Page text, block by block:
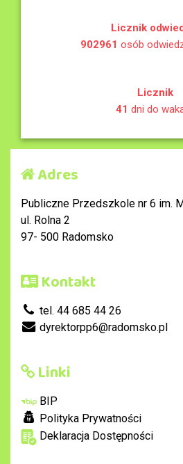
Licznik
902961 osób
Licznik
41 dni do
Adres
Publiczne Przedszkole nr 6 im.
ul. Rolna 2
97- 500 Radomsko
Kontakt
tel. 44 685 44 26
dyrektorpp6@radomsko.pl
Linki
BIP
Polityka Prywatności
Deklaracja Dostępności